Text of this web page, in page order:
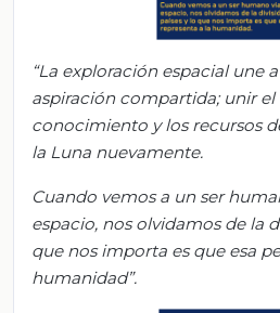
“La exploración espacial une
aspiración compartida; unir el
conocimiento y los recursos
la Luna nuevamente.
Cuando vemos a un ser
espacio, nos olvidamos de la
que nos importa es que esa
humanidad”.